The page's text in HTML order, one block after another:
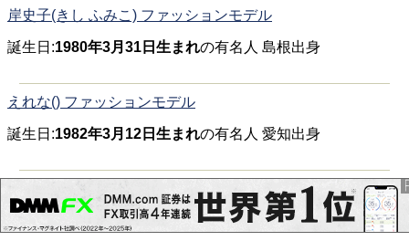
岸史子(きし ふみこ) ファッションモデル
誕生日:1980年3月31日生まれの有名人 島根出身
えれな() ファッションモデル
誕生日:1982年3月12日生まれの有名人 愛知出身